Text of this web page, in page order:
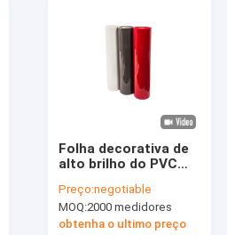
do PVC
Folha decorativa de
alto brilho do PVC
pressiona o
envolvimento
Preço:negotiable
MOQ:2000 medidores
obtenha o ultimo preço